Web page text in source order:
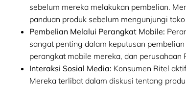
sebelum mereka melakukan pembelian.
panduan produk sebelum mengunjungi
Pembelian Melalui Perangkat Mobile:
sangat penting dalam keputusan
perangkat mobile mereka, dan
Interaksi Sosial Media: Konsumen Ritel
Mereka terlibat dalam diskusi tentang